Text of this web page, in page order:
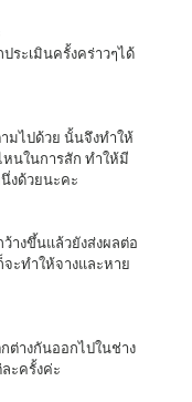
นในการสัก ทำให้มี
งด้วยนะคะ
ะทำให้จางและหาย
ะครั้งค่ะ